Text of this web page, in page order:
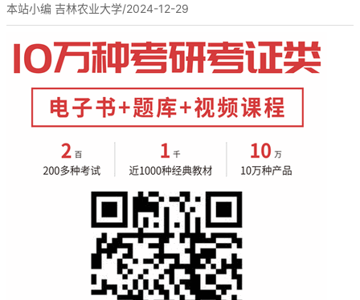
本站小编 吉林农业大学/2024-12-29